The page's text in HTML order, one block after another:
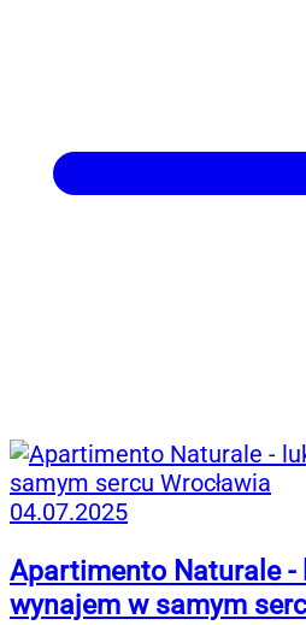
04.07.2025
Apartimento Naturale -
wynajem w samym